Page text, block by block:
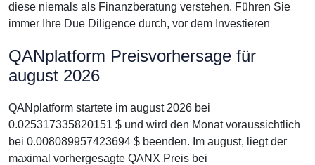
diese niemals als Finanzberatung verstehen. Führen Sie
immer Ihre Due Diligence durch, vor dem Investieren
QANplatform Preisvorhersage für
august 2026
QANplatform startete im august 2026 bei
0.025317335820151 $ und wird den Monat voraussichtlich
bei 0.008089957423694 $ beenden. Im august, liegt der
maximal vorhergesagte QANX Preis bei